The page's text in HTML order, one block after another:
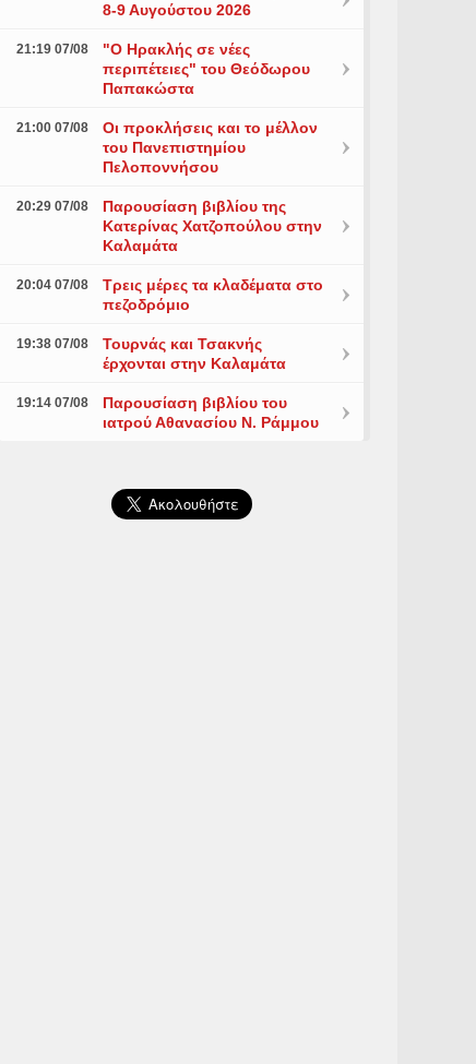
8-9 Αυγούστου 2026
21:19 07/08
"Ο Ηρακλής σε νέες
περιπέτειες" του Θεόδωρου
Παπακώστα
21:00 07/08
Οι προκλήσεις και το μέλλον
του Πανεπιστημίου
Πελοποννήσου
20:29 07/08
Παρουσίαση βιβλίου της
Κατερίνας Χατζοπούλου στην
Καλαμάτα
20:04 07/08
Τρεις μέρες τα κλαδέματα στο
πεζοδρόμιο
19:38 07/08
Τουρνάς και Τσακνής
έρχονται στην Καλαμάτα
19:14 07/08
Παρουσίαση βιβλίου του
ιατρού Αθανασίου Ν. Ράμμου